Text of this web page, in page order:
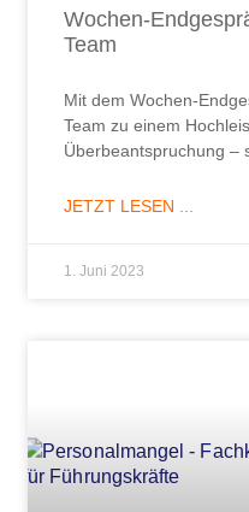
Wochen-
Team
Mit dem Wochen-
Team zu einem
Überbeantspruchung –
JETZT LESEN ...
1. Juni 2023